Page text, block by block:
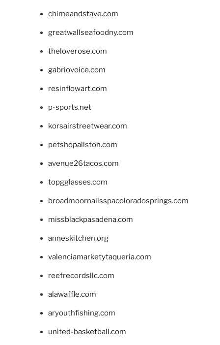
chimeandstave.com
greatwallseafoodny.com
theloverose.com
gabriovoice.com
resinflowart.com
p-sports.net
korsairstreetwear.com
petshopallston.com
avenue26tacos.com
topgglasses.com
broadmoornailsspacoloradosprings.com
missblackpasadena.com
anneskitchen.org
valenciamarketytaqueria.com
reefrecordsllc.com
alawaffle.com
aryouthfishing.com
united-basketball.com